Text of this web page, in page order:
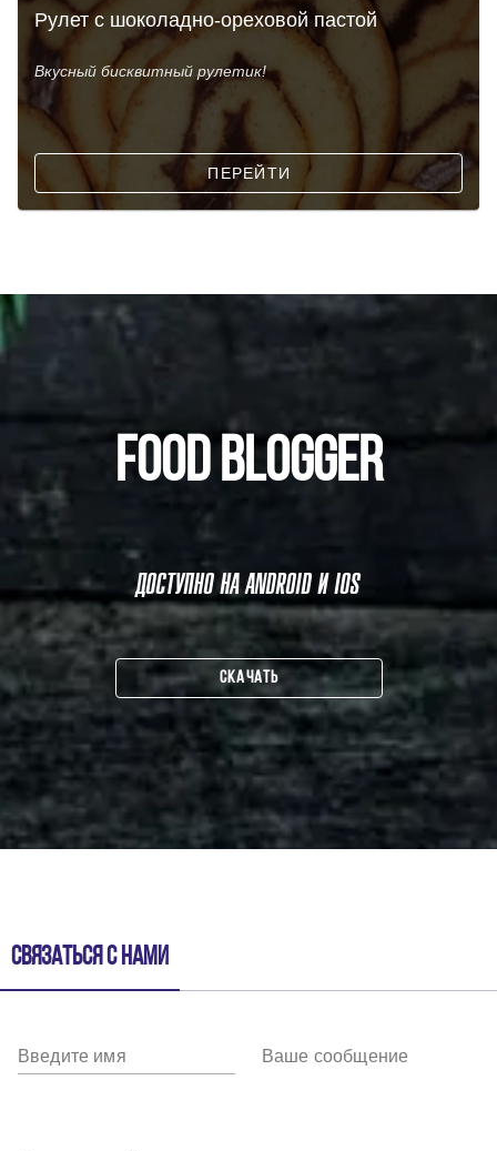
Рулет с шоколадно-ореховой пастой
Вкусный бисквитный рулетик!
ПЕРЕЙТИ
FOOD BLOGGER
ДОСТУПНО НА ANDROID И IOS
СКАЧАТЬ
Связаться с нами
Введите имя Ваше сообщение